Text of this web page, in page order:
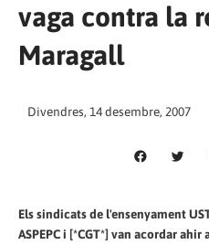
vaga contra la
Maragall
Divendres, 14 desembre, 2007
Els sindicats de l'ensenyament
ASPEPC i [*CGT*] van acordar